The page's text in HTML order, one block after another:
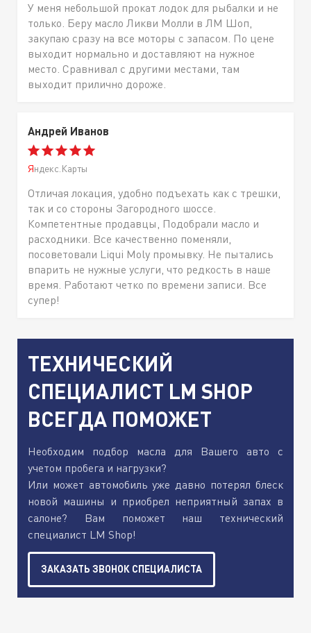
У меня небольшой прокат лодок для рыбалки и не
только. Беру масло Ликви Молли в ЛМ Шоп,
закупаю сразу на все моторы с запасом. По цене
выходит нормально и доставляют на нужное
место. Сравнивал с другими местами, там
выходит прилично дороже.
Андрей Иванов
Яндекс.Карты
Отличая локация, удобно подъехать как с трешки,
так и со стороны Загородного шоссе.
Компетентные продавцы, Подобрали масло и
расходники. Все качественно поменяли,
посоветовали Liqui Moly промывку. Не пытались
впарить не нужные услуги, что редкость в наше
время. Работают четко по времени записи. Все
супер!
ТЕХНИЧЕСКИЙ
СПЕЦИАЛИСТ LM SHOP
ВСЕГДА ПОМОЖЕТ
Необходим подбор масла для Вашего авто с
учетом пробега и нагрузки?
Или может автомобиль уже давно потерял блеск
новой машины и приобрел неприятный запах в
салоне? Вам поможет наш технический
специалист LM Shop!
ЗАКАЗАТЬ ЗВОНОК СПЕЦИАЛИСТА